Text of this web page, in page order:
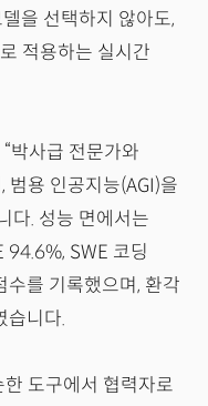
을 선택하지 않아도,
적용하는 실시간
박사급 전문가와
범용 인공지능(AGI)을
다. 성능 면에서는
94.6%, SWE 코딩
를 기록했으며, 환각
습니다.
도구에서 협력자로